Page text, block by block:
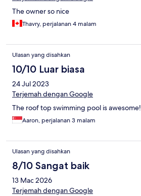
The owner so nice
Thavry, perjalanan 4 malam
Ulasan yang disahkan
10/10 Luar biasa
24 Jul 2023
Terjemah dengan Google
The roof top swimming pool is awesome!
Aaron, perjalanan 3 malam
Ulasan yang disahkan
8/10 Sangat baik
13 Mac 2026
Terjemah dengan Google